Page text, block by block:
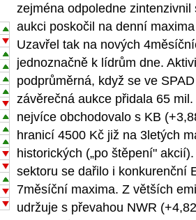
zejména odpoledne
aukci poskočil na denní
Uzavřel tak na nových
jednoznačně k lídrům dne.
podprůměrná, když se ve
závěrečná aukce přidala 65
nejvíce obchodovalo s KB
hranicí 4500 Kč již na 3letých
historických („po štěpení"
sektoru se dařilo i konkurenční
7měsíční maxima. Z větších
udržuje s převahou NWR